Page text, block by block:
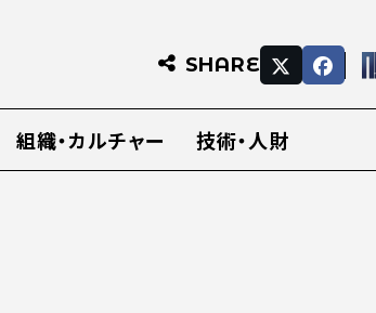
SHARE
組織・カルチャー 技術・人財